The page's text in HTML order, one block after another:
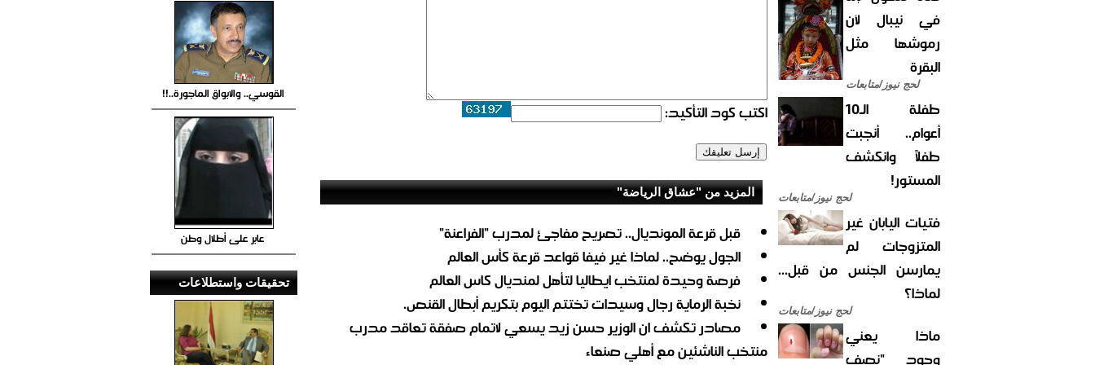
في نيبال لأن
رموشها مثل
البقرة
لحج نيوز/متابعات
طفلة الـ10
أعوام.. أنجبت
طفلاً وانكشف
المستور!
لحج نيوز/متابعات
فتيات اليابان غير
المتزوجات لم
يمارسن الجنس من قبل...
لماذا؟
لحج نيوز/متابعات
ماذا يعني
وجود "نصف
اكتب كود التأكيد:
المزيد من "عشاق الرياضة"
قبل قرعة المونديال.. تصريح مفاجئ لمدرب "الفراعنة"
الجول يوضح.. لماذا غير فيفا قواعد قرعة كأس العالم‎
فرصة وحيدة لمنتخب ايطاليا لتأهل لمنديال كاس العالم
نخبة الرماية رجال وسيدات تختتم اليوم بتكريم أبطال القنص.
مصادر تكشف ان الوزير حسن زيد يسعي لاتمام صفقة تعاقد مدرب
منتخب الناشئين مع أهلي صنعاء
القوسي.. والابواق الماجورة..!!
عابر على أطلال وطن
تحقيقات واستطلاعات